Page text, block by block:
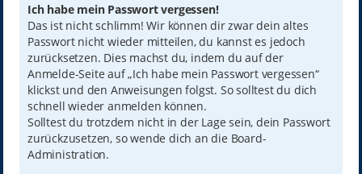
Ich habe mein Passwort vergessen!
Das ist nicht schlimm! Wir können dir zwar dein altes
Passwort nicht wieder mitteilen, du kannst es jedoch
zurücksetzen. Dies machst du, indem du auf der
Anmelde-Seite auf „Ich habe mein Passwort vergessen“
klickst und den Anweisungen folgst. So solltest du dich
schnell wieder anmelden können.
Solltest du trotzdem nicht in der Lage sein, dein Passwort
zurückzusetzen, so wende dich an die Board-
Administration.